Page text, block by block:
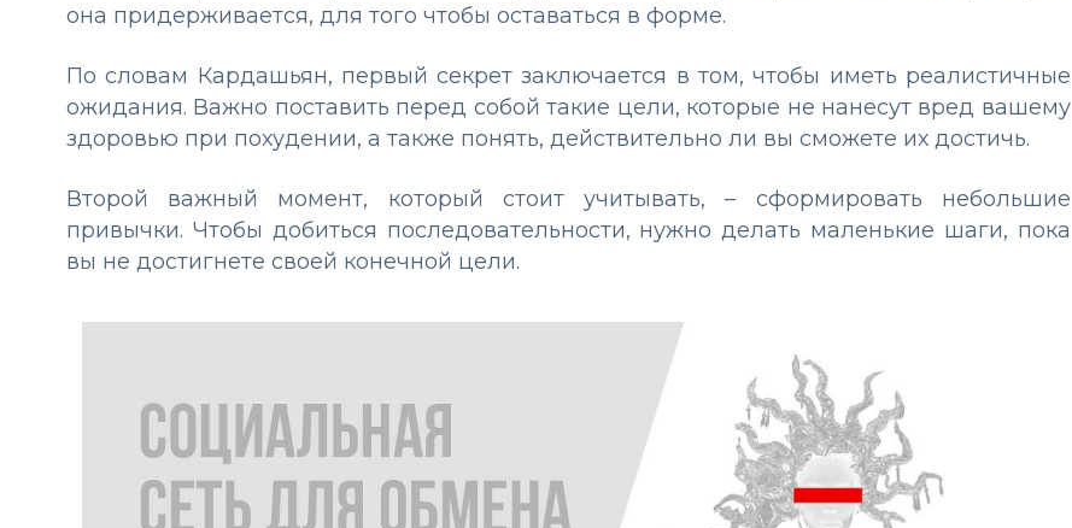
она придерживается, для того чтобы оставаться в форме.
По словам Кардашьян, первый секрет заключается в том, чтобы иметь реалистичные
ожидания. Важно поставить перед собой такие цели, которые не нанесут вред вашему
здоровью при похудении, а также понять, действительно ли вы сможете их достичь.
Второй важный момент, который стоит учитывать, – сформировать небольшие
привычки. Чтобы добиться последовательности, нужно делать маленькие шаги, пока
вы не достигнете своей конечной цели.